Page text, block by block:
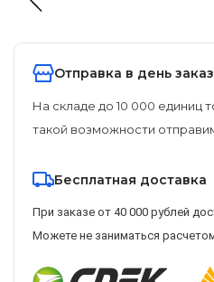
Отправка в день
На складе до 10 000 единиц
такой возможности
Бесплатная доставка
При заказе от 40 000 рублей
Можете не заниматься